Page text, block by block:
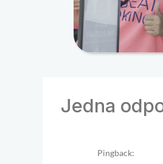
Jedna
Pingback: